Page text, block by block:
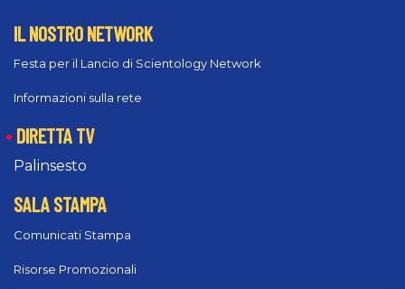
IL NOSTRO NETWORK
Festa per il Lancio di Scientology Network
Informazioni sulla rete
DIRETTA TV
Palinsesto
SALA STAMPA
Comunicati Stampa
Risorse Promozionali